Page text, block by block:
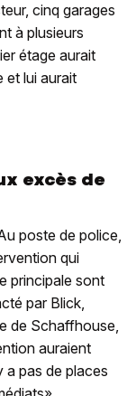
cinq garages
à plusieurs
étage aurait
et lui aurait
excès de
poste de police,
qui
principale sont
par Blick,
de Schaffhouse,
auraient
a pas de places